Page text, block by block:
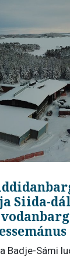
Siida-
Badje-Sámi